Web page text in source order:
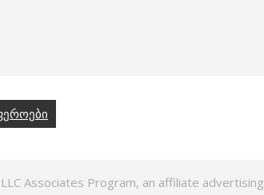
Associates Program, an affiliate